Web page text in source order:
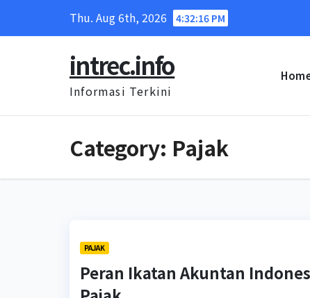
Thu. Aug 6th, 2026 4:32:17 PM
intrec.info
Informasi Terkini
Category: Pajak
PAJAK
Peran Ikatan Akuntan